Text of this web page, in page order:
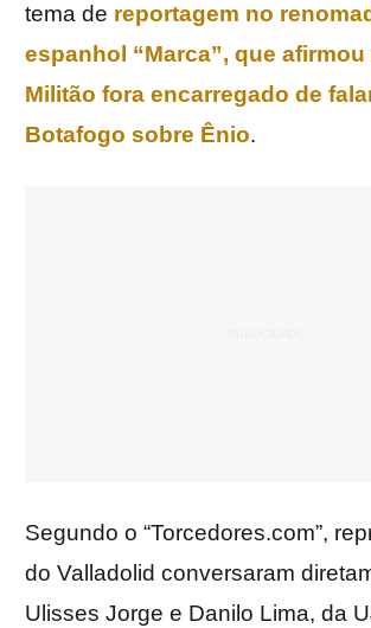
tema de reportagem no
espanhol “Marca”, que
Militão fora encarregado de
Botafogo sobre Ênio.
Segundo o “Torcedores.com”,
do Valladolid conversaram
Ulisses Jorge e Danilo Lima, da